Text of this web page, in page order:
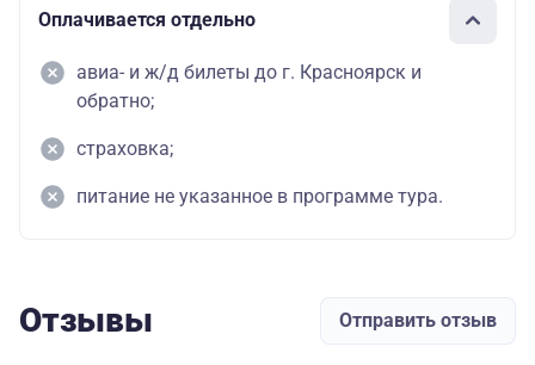
Оплачивается отдельно
авиа- и ж/д билеты до г. Красноярск и
обратно;
страховка;
питание не указанное в программе тура.
Отзывы Отправить отзыв